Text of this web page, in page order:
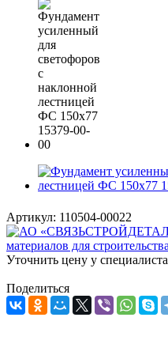
Артикул: 110504-00022
Уточнить цену у специалиста
Поделиться